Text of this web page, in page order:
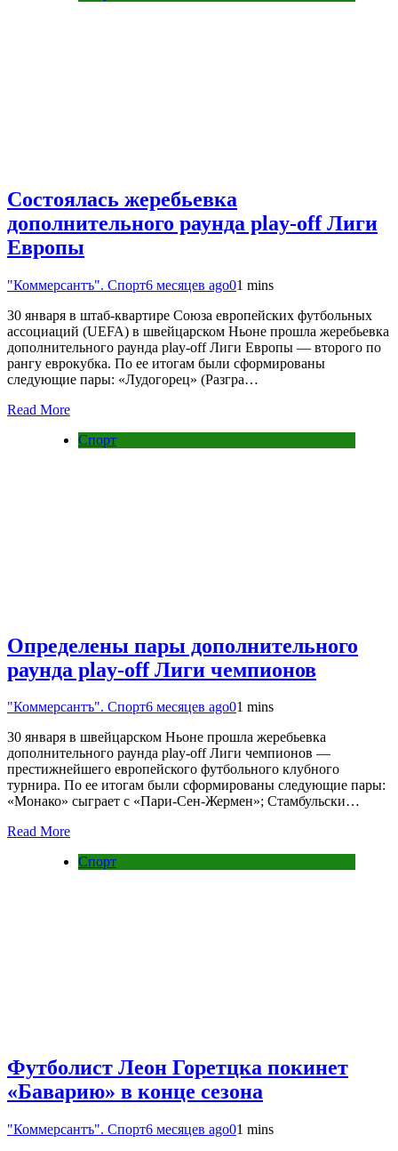
Состоялась жеребьевка
дополнительного раунда play-off Лиги
Европы
"Коммерсантъ". Спорт6 месяцев ago01 mins
30 января в штаб-квартире Союза европейских футбольных
ассоциаций (UEFA) в швейцарском Ньоне прошла жеребьевка
дополнительного раунда play-off Лиги Европы — второго по
рангу еврокубка. По ее итогам были сформированы
следующие пары: «Лудогорец» (Разгра…
Read More
Спорт
Определены пары дополнительного
раунда play-off Лиги чемпионов
"Коммерсантъ". Спорт6 месяцев ago01 mins
30 января в швейцарском Ньоне прошла жеребьевка
дополнительного раунда play-off Лиги чемпионов —
престижнейшего европейского футбольного клубного
турнира. По ее итогам были сформированы следующие пары:
«Монако» сыграет с «Пари-Сен-Жермен»; Стамбульски…
Read More
Спорт
Футболист Леон Горетцка покинет
«Баварию» в конце сезона
"Коммерсантъ". Спорт6 месяцев ago01 mins